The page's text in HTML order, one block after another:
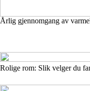
Årlig gjennomgang av
Rolige rom: Slik velger du